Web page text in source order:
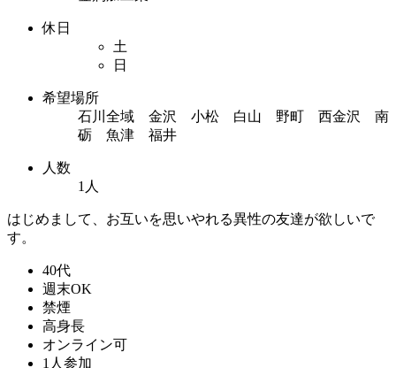
休日
土
日
希望場所
石川全域 金沢 小松 白山 野町 西金沢 南
砺 魚津 福井
人数
1人
はじめまして、お互いを思いやれる異性の友達が欲しいで
す。
40代
週末OK
禁煙
高身長
オンライン可
1人参加